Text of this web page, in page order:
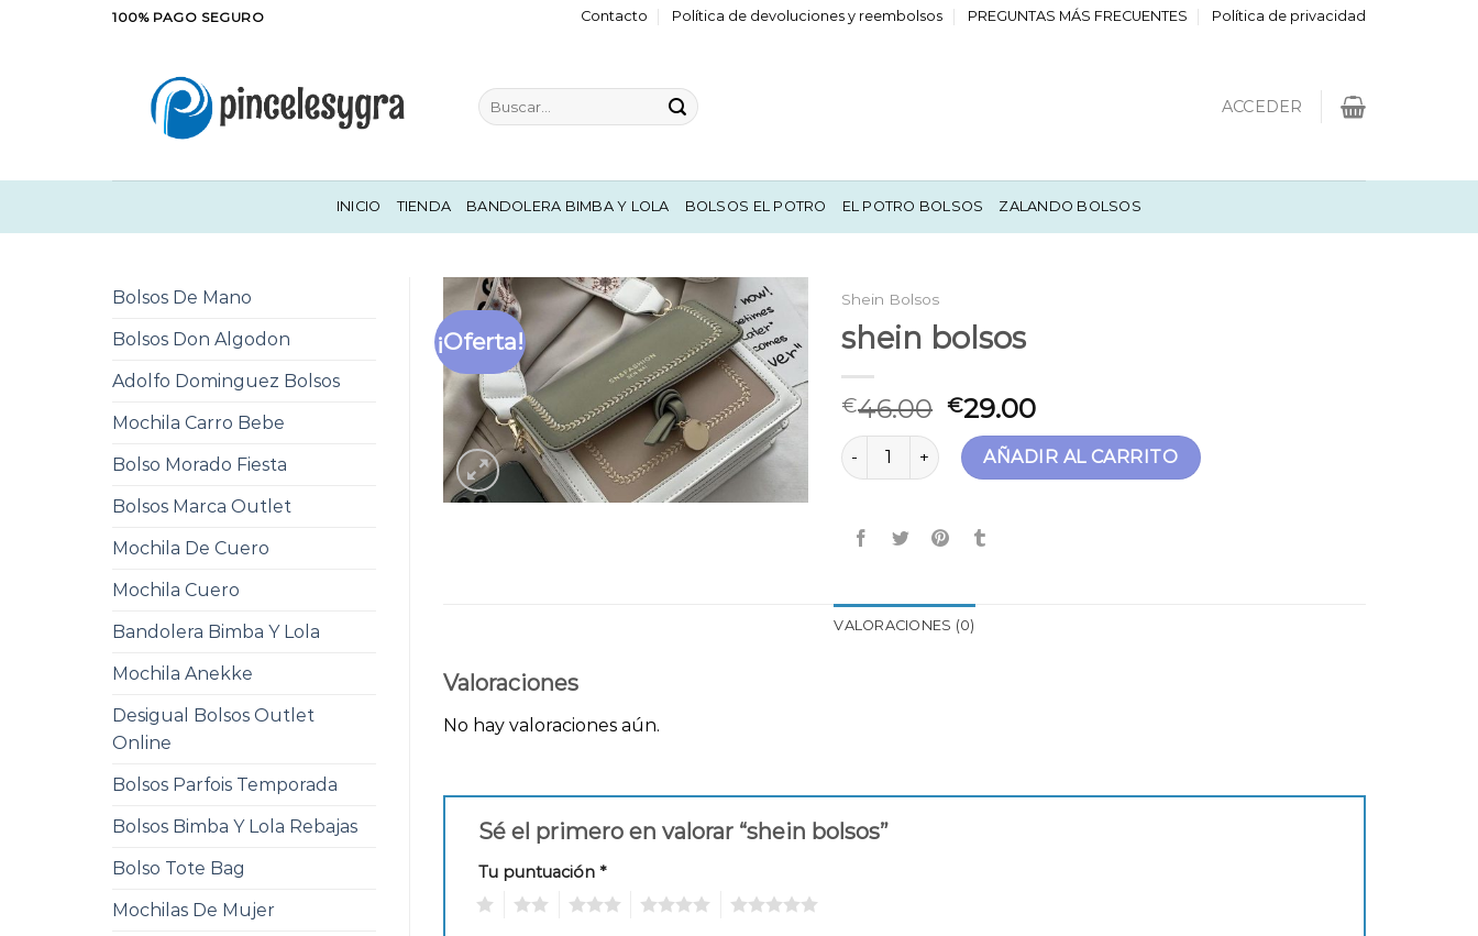
100% PAGO SEGURO Contacto Política de devoluciones y reembolsos PREGUNTAS MÁS FRECUENTES Política de privacidad
Buscar
por:
ACCEDER
INICIO TIENDA BANDOLERA BIMBA Y LOLA BOLSOS EL POTRO EL POTRO BOLSOS ZALANDO BOLSOS
Bolsos De Mano
Bolsos Don Algodon
Adolfo Dominguez Bolsos
Mochila Carro Bebe
Bolso Morado Fiesta
Bolsos Marca Outlet
Mochila De Cuero
Mochila Cuero
Bandolera Bimba Y Lola
Mochila Anekke
Desigual Bolsos Outlet
Online
Bolsos Parfois Temporada
Bolsos Bimba Y Lola Rebajas
Bolso Tote Bag
Mochilas De Mujer
¡Oferta!
Shein Bolsos
shein bolsos
€46.00 €29.00
shein bolsos cantidadAÑADIR AL CARRITO
VALORACIONES (0)
Valoraciones
No hay valoraciones aún.
Sé el primero en valorar “shein bolsos”
Tu puntuación *